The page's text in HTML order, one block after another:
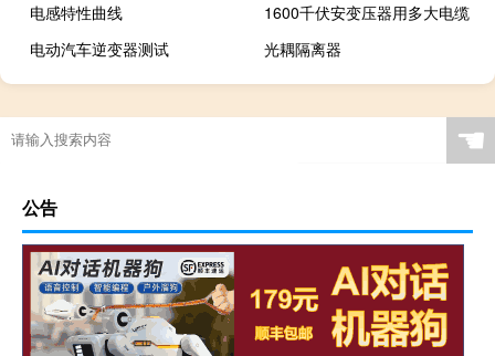
电感特性曲线
1600千伏安变压器用多大电缆
电动汽车逆变器测试
光耦隔离器
☚
公告